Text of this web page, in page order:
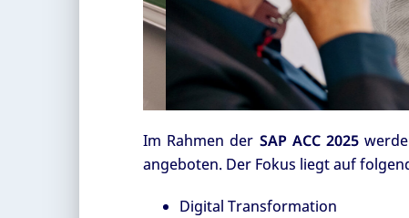
Im Rahmen der SAP ACC 2025
angeboten. Der Fokus liegt auf
Digital Transformation